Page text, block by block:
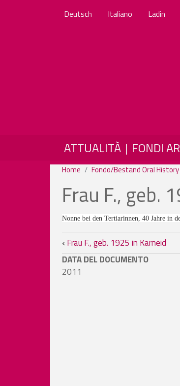
Deutsch Italiano Ladin
MAIN
ATTUALITÀ FONDI
Home Fondo/Bestand Oral History
Frau F., geb.
Nonne bei den Tertiarinnen, 40 Jahre in
Link di
‹ Frau F., geb. 1925 in Karneid
DATA DEL DOCUMENTO
2011